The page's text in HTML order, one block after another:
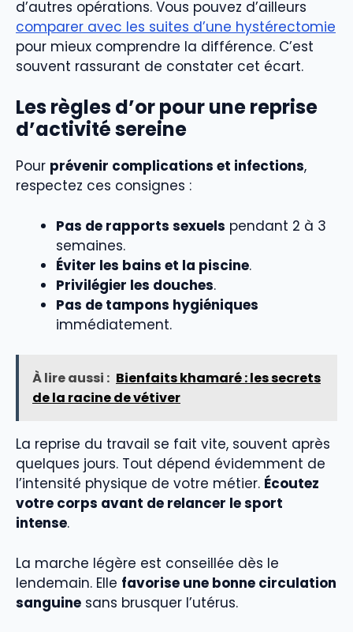
d’autres opérations. Vous pouvez d’ailleurs
comparer avec les suites d’une hystérectomie
pour mieux comprendre la différence. C’est
souvent rassurant de constater cet écart.
Les règles d’or pour une reprise
d’activité sereine
Pour prévenir complications et infections,
respectez ces consignes :
Pas de rapports sexuels pendant 2 à 3
semaines.
Éviter les bains et la piscine.
Privilégier les douches.
Pas de tampons hygiéniques
immédiatement.
À lire aussi : Bienfaits khamaré : les secrets
de la racine de vétiver
La reprise du travail se fait vite, souvent après
quelques jours. Tout dépend évidemment de
l’intensité physique de votre métier. Écoutez
votre corps avant de relancer le sport
intense.
La marche légère est conseillée dès le
lendemain. Elle favorise une bonne circulation
sanguine sans brusquer l’utérus.